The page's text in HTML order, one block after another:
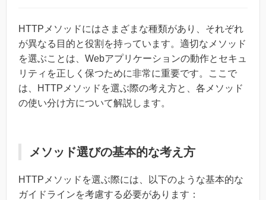
HTTPメソッドにはさまざまな種類があり、それぞれ
が異なる目的と役割を持っています。適切なメソッド
を選ぶことは、Webアプリケーションの動作とセキュ
リティを正しく保つために非常に重要です。ここで
は、HTTPメソッドを選ぶ際の考え方と、各メソッド
の使い分け方について解説します。
メソッド選びの基本的な考え方
HTTPメソッドを選ぶ際には、以下のような基本的な
ガイドラインを考慮する必要があります：